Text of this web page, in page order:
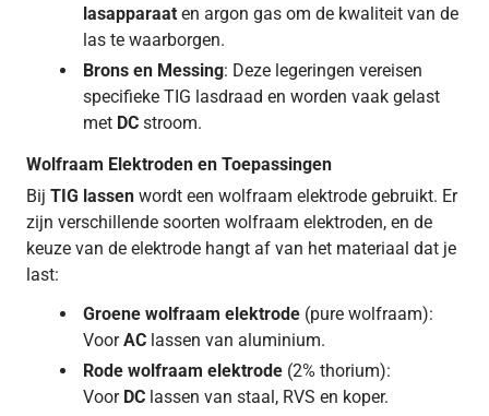
lasapparaat en argon gas om de kwaliteit van de
las te waarborgen.
Brons en Messing: Deze legeringen vereisen
specifieke TIG lasdraad en worden vaak gelast
met DC stroom.
Wolfraam Elektroden en Toepassingen
Bij TIG lassen wordt een wolfraam elektrode gebruikt. Er
zijn verschillende soorten wolfraam elektroden, en de
keuze van de elektrode hangt af van het materiaal dat je
last:
Groene wolfraam elektrode (pure wolfraam):
Voor AC lassen van aluminium.
Rode wolfraam elektrode (2% thorium):
Voor DC lassen van staal, RVS en koper.